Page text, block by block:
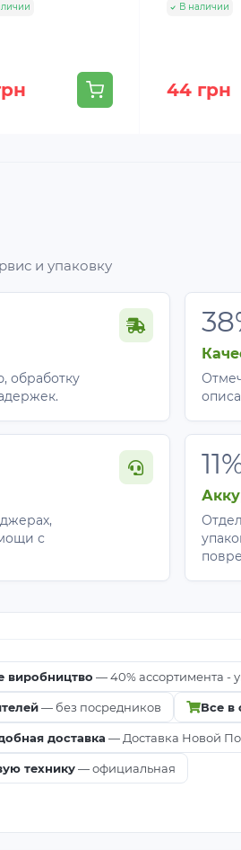
В наличии
44 грн
и упаковку
обработку
с
виробництво — 40% ассортимента -
— без посредников Все в
доставка — Доставка Новой
технику— официальная